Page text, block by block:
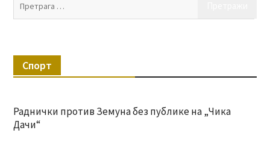
Спорт
Раднички против Земуна без публике на „Чика
Дачи“